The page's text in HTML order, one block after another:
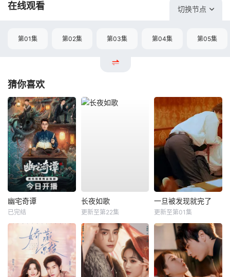
在线观看 切换节点
第01集 第02集 第03集 第04集 第05集
猜你喜欢
幽宅奇谭
已完结
长夜如歌
更新至第22集
一旦被发现就完了
更新至第01集